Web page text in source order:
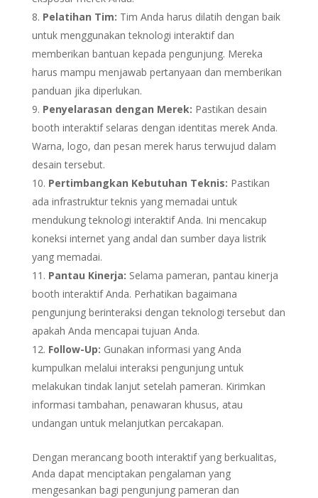
Pelatihan Tim: Tim Anda harus dilatih dengan baik
untuk menggunakan teknologi interaktif dan
memberikan bantuan kepada pengunjung. Mereka
harus mampu menjawab pertanyaan dan memberikan
panduan jika diperlukan.
Penyelarasan dengan Merek: Pastikan desain
booth interaktif selaras dengan identitas merek Anda.
Warna, logo, dan pesan merek harus terwujud dalam
desain tersebut.
Pertimbangkan Kebutuhan Teknis: Pastikan
ada infrastruktur teknis yang memadai untuk
mendukung teknologi interaktif Anda. Ini mencakup
koneksi internet yang andal dan sumber daya listrik
yang memadai.
Pantau Kinerja: Selama pameran, pantau kinerja
booth interaktif Anda. Perhatikan bagaimana
pengunjung berinteraksi dengan teknologi tersebut dan
apakah Anda mencapai tujuan Anda.
Follow-Up: Gunakan informasi yang Anda
kumpulkan melalui interaksi pengunjung untuk
melakukan tindak lanjut setelah pameran. Kirimkan
informasi tambahan, penawaran khusus, atau
undangan untuk melanjutkan percakapan.
Dengan merancang booth interaktif yang berkualitas,
Anda dapat menciptakan pengalaman yang
mengesankan bagi pengunjung pameran dan